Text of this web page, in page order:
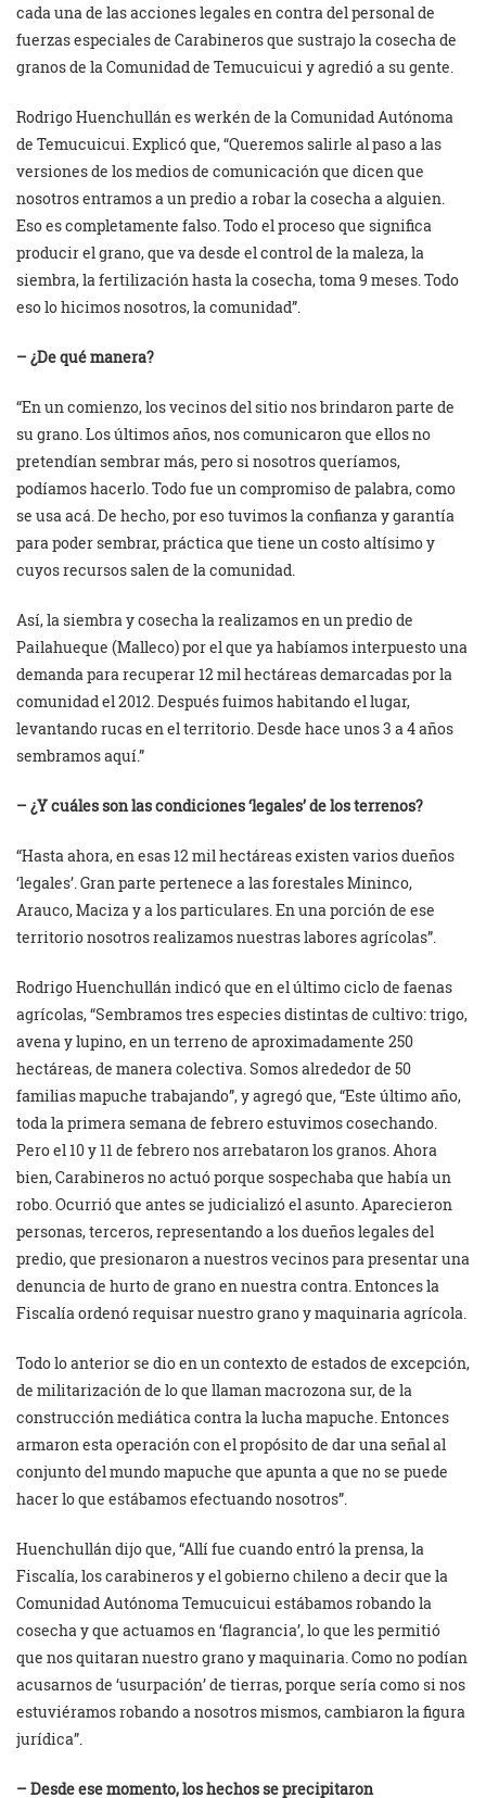
cada una de las acciones legales en contra del personal de
fuerzas especiales de Carabineros que sustrajo la cosecha de
granos de la Comunidad de Temucuicui y agredió a su gente.
Rodrigo Huenchullán es werkén de la Comunidad Autónoma
de Temucuicui. Explicó que, “Queremos salirle al paso a las
versiones de los medios de comunicación que dicen que
nosotros entramos a un predio a robar la cosecha a alguien.
Eso es completamente falso. Todo el proceso que significa
producir el grano, que va desde el control de la maleza, la
siembra, la fertilización hasta la cosecha, toma 9 meses. Todo
eso lo hicimos nosotros, la comunidad”.
– ¿De qué manera?
“En un comienzo, los vecinos del sitio nos brindaron parte de
su grano. Los últimos años, nos comunicaron que ellos no
pretendían sembrar más, pero si nosotros queríamos,
podíamos hacerlo. Todo fue un compromiso de palabra, como
se usa acá. De hecho, por eso tuvimos la confianza y garantía
para poder sembrar, práctica que tiene un costo altísimo y
cuyos recursos salen de la comunidad.
Así, la siembra y cosecha la realizamos en un predio de
Pailahueque (Malleco) por el que ya habíamos interpuesto una
demanda para recuperar 12 mil hectáreas demarcadas por la
comunidad el 2012. Después fuimos habitando el lugar,
levantando rucas en el territorio. Desde hace unos 3 a 4 años
sembramos aquí.”
– ¿Y cuáles son las condiciones ‘legales’ de los terrenos?
“Hasta ahora, en esas 12 mil hectáreas existen varios dueños
‘legales’. Gran parte pertenece a las forestales Mininco,
Arauco, Maciza y a los particulares. En una porción de ese
territorio nosotros realizamos nuestras labores agrícolas”.
Rodrigo Huenchullán indicó que en el último ciclo de faenas
agrícolas, “Sembramos tres especies distintas de cultivo: trigo,
avena y lupino, en un terreno de aproximadamente 250
hectáreas, de manera colectiva. Somos alrededor de 50
familias mapuche trabajando”, y agregó que, “Este último año,
toda la primera semana de febrero estuvimos cosechando.
Pero el 10 y 11 de febrero nos arrebataron los granos. Ahora
bien, Carabineros no actuó porque sospechaba que había un
robo. Ocurrió que antes se judicializó el asunto. Aparecieron
personas, terceros, representando a los dueños legales del
predio, que presionaron a nuestros vecinos para presentar una
denuncia de hurto de grano en nuestra contra. Entonces la
Fiscalía ordenó requisar nuestro grano y maquinaria agrícola.
Todo lo anterior se dio en un contexto de estados de excepción,
de militarización de lo que llaman macrozona sur, de la
construcción mediática contra la lucha mapuche. Entonces
armaron esta operación con el propósito de dar una señal al
conjunto del mundo mapuche que apunta a que no se puede
hacer lo que estábamos efectuando nosotros”.
Huenchullán dijo que, “Allí fue cuando entró la prensa, la
Fiscalía, los carabineros y el gobierno chileno a decir que la
Comunidad Autónoma Temucuicui estábamos robando la
cosecha y que actuamos en ‘flagrancia’, lo que les permitió
que nos quitaran nuestro grano y maquinaria. Como no podían
acusarnos de ‘usurpación’ de tierras, porque sería como si nos
estuviéramos robando a nosotros mismos, cambiaron la figura
jurídica”.
– Desde ese momento, los hechos se precipitaron